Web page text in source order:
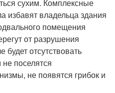
сухим. Комплексные
избавят владельца здания
помещения
от разрушения
отсутствовать
поселятся
не появятся грибок и